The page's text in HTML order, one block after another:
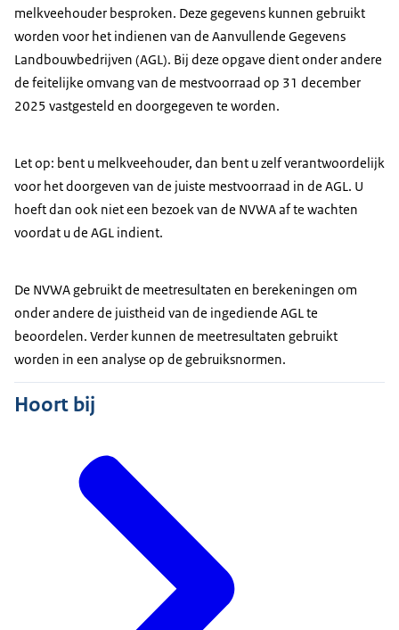
melkveehouder besproken. Deze gegevens kunnen gebruikt
worden voor het indienen van de Aanvullende Gegevens
Landbouwbedrijven (AGL). Bij deze opgave dient onder andere
de feitelijke omvang van de mestvoorraad op 31 december
2025 vastgesteld en doorgegeven te worden.
Let op: bent u melkveehouder, dan bent u zelf verantwoordelijk
voor het doorgeven van de juiste mestvoorraad in de AGL. U
hoeft dan ook niet een bezoek van de NVWA af te wachten
voordat u de AGL indient.
De NVWA gebruikt de meetresultaten en berekeningen om
onder andere de juistheid van de ingediende AGL te
beoordelen. Verder kunnen de meetresultaten gebruikt
worden in een analyse op de gebruiksnormen.
Hoort bij